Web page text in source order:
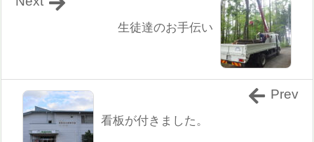
生徒達のお手伝い
看板が付きました。
Prev